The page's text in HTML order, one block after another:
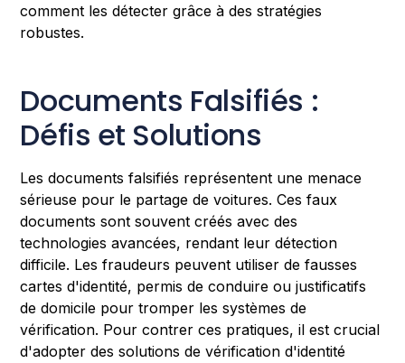
comment les détecter grâce à des stratégies
robustes.
Documents Falsifiés :
Défis et Solutions
Les documents falsifiés représentent une menace
sérieuse pour le partage de voitures. Ces faux
documents sont souvent créés avec des
technologies avancées, rendant leur détection
difficile. Les fraudeurs peuvent utiliser de fausses
cartes d'identité, permis de conduire ou justificatifs
de domicile pour tromper les systèmes de
vérification. Pour contrer ces pratiques, il est crucial
d'adopter des solutions de vérification d'identité